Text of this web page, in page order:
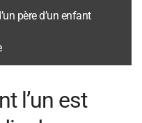
père d’un enfant
l’un est